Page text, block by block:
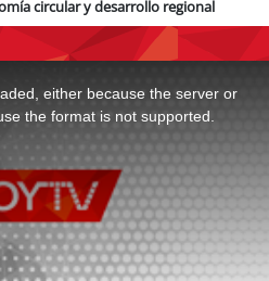
circular y desarrollo regional
either because the server or
the format is not supported.